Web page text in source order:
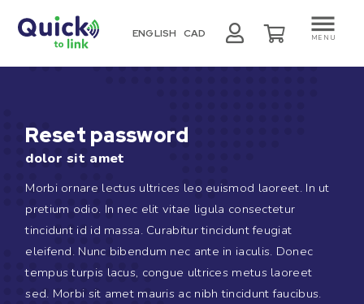
ENGLISH CAD MENU
Reset password
dolor sit amet
Morbi ornare lectus ultrices leo euismod laoreet. In ut
pretium odio. In nec elit vitae ligula consectetur
tincidunt id id massa. Curabitur tincidunt feugiat
eleifend. Nunc bibendum nec ante in iaculis. Donec
tempus turpis lacus, congue ultrices metus laoreet
sed. Morbi sit amet mauris ac nibh tincidunt faucibus.